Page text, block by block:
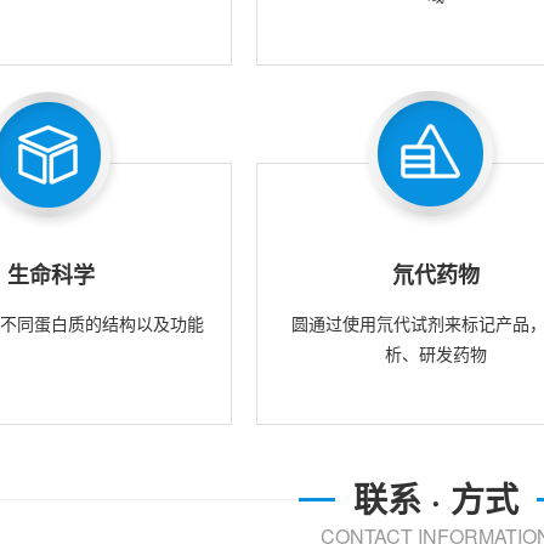
生命科学
同蛋白质的结构以及功能
氘代药物
圆通过使用氘代试剂来标记产品
析、研发药物
联系 · 方式
CONTACT